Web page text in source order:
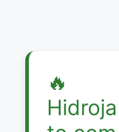
🔥
Hidroja